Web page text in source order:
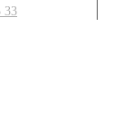
33